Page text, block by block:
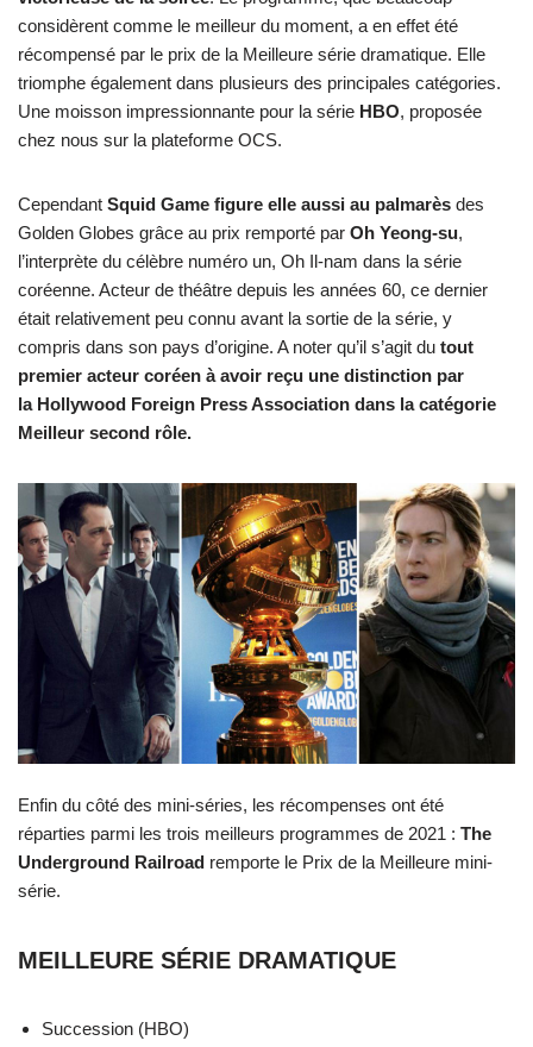
considèrent comme le meilleur du moment, a en effet été
récompensé par le prix de la Meilleure série dramatique. Elle
triomphe également dans plusieurs des principales catégories.
Une moisson impressionnante pour la série HBO, proposée
chez nous sur la plateforme OCS.
Cependant Squid Game figure elle aussi au palmarès des
Golden Globes grâce au prix remporté par Oh Yeong-su,
l’interprète du célèbre numéro un, Oh Il-nam dans la série
coréenne. Acteur de théâtre depuis les années 60, ce dernier
était relativement peu connu avant la sortie de la série, y
compris dans son pays d’origine. A noter qu’il s’agit du tout
premier acteur coréen à avoir reçu une distinction par
la Hollywood Foreign Press Association dans la catégorie
Meilleur second rôle.
Enfin du côté des mini-séries, les récompenses ont été
réparties parmi les trois meilleurs programmes de 2021 : The
Underground Railroad remporte le Prix de la Meilleure mini-
série.
MEILLEURE SÉRIE DRAMATIQUE
Succession (HBO)